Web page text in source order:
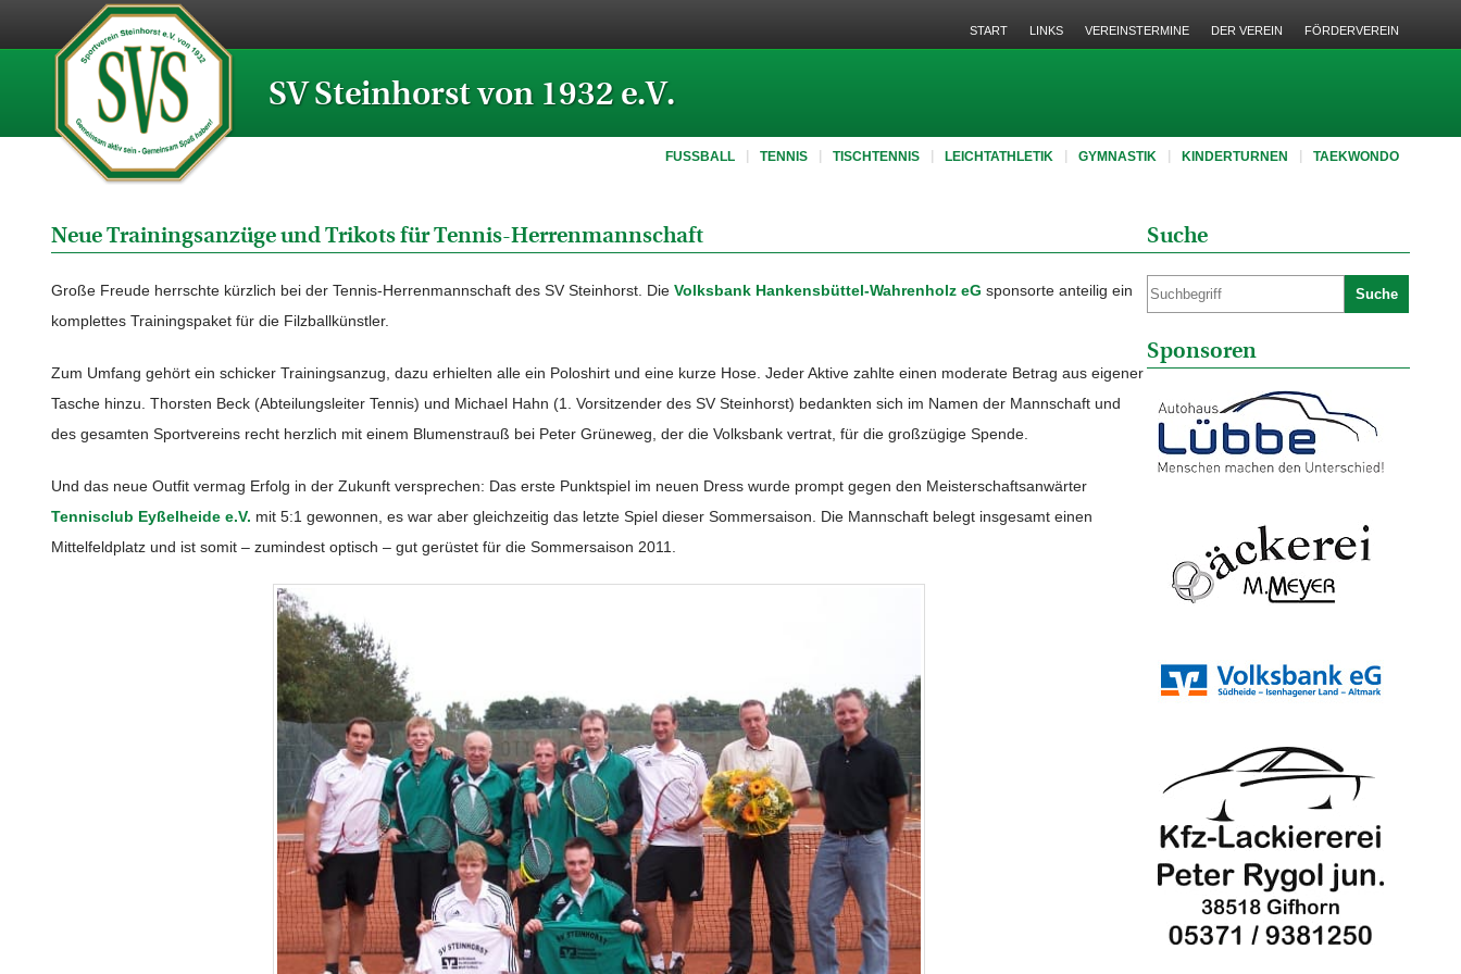
SV Steinhorst von 1932 e.V.
FUSSBALL TENNIS TISCHTENNIS LEICHTATHLETIK GYMNASTIK KINDERTURNEN TAEKWONDO
START LINKS VEREINSTERMINE DER VEREIN FÖRDERVEREIN
Neue Trainingsanzüge und Trikots für Tennis-Herrenmannschaft
Große Freude herrschte kürzlich bei der Tennis-Herrenmannschaft des SV Steinhorst. Die Volksbank Hankensbüttel-Wahrenholz eG sponsorte anteilig ein
komplettes Trainingspaket für die Filzballkünstler.
Zum Umfang gehört ein schicker Trainingsanzug, dazu erhielten alle ein Poloshirt und eine kurze Hose. Jeder Aktive zahlte einen moderate Betrag aus eigener
Tasche hinzu. Thorsten Beck (Abteilungsleiter Tennis) und Michael Hahn (1. Vorsitzender des SV Steinhorst) bedankten sich im Namen der Mannschaft und
des gesamten Sportvereins recht herzlich mit einem Blumenstrauß bei Peter Grüneweg, der die Volksbank vertrat, für die großzügige Spende.
Und das neue Outfit vermag Erfolg in der Zukunft versprechen: Das erste Punktspiel im neuen Dress wurde prompt gegen den Meisterschaftsanwärter
Tennisclub Eyßelheide e.V. mit 5:1 gewonnen, es war aber gleichzeitig das letzte Spiel dieser Sommersaison. Die Mannschaft belegt insgesamt einen
Mittelfeldplatz und ist somit – zumindest optisch – gut gerüstet für die Sommersaison 2011.
Suche
Suche
Sponsoren